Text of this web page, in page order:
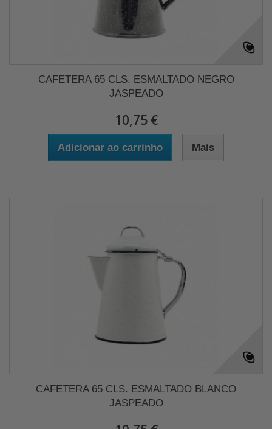
CAFETERA 65 CLS. ESMALTADO NEGRO
JASPEADO
10,75 €
Adicionar ao carrinho Mais
CAFETERA 65 CLS. ESMALTADO BLANCO
JASPEADO